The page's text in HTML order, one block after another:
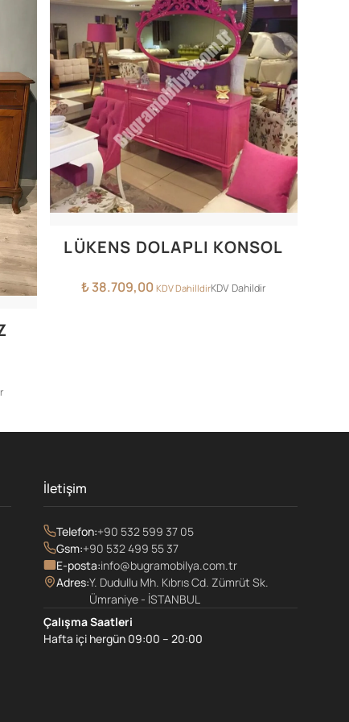
LÜKENS DOLAPLI KONSOL
₺38.709,00 KDV DahilldirKDV Dahildir
İletişim
Telefon:+90 532 599 37 05
Gsm:+90 532 499 55 37
E-posta:info@bugramobilya.com.tr
Adres:Y. Dudullu Mh. Kıbrıs Cd. Zümrüt Sk.
Ümraniye - İSTANBUL
Çalışma Saatleri
Hafta içi hergün 09:00 – 20:00